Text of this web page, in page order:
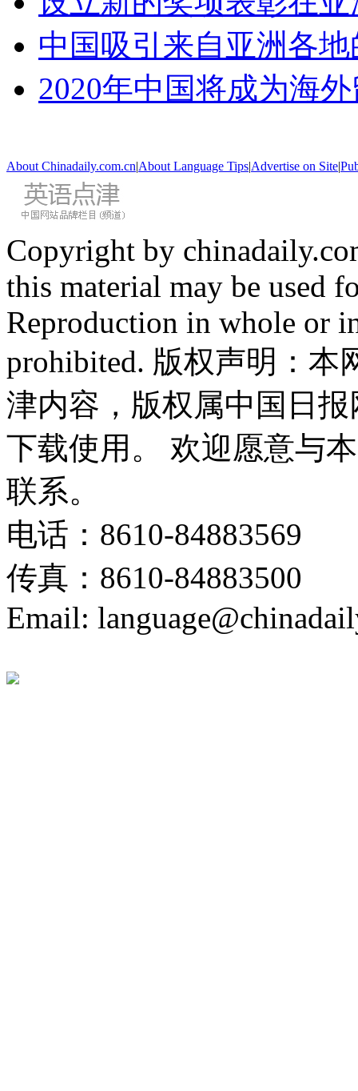
中国吸引来自亚洲各
2020年中国将成为海
About Chinadaily.com.cn|About Language Tips|Advertise on Site|
Copyright by
this material may be used
Reproduction in whole or
prohibited. 版权声明：
津内容，版权属中国日
下载使用。 欢迎愿意与
联系。
电话：8610-84883569
传真：8610-84883500
Email: